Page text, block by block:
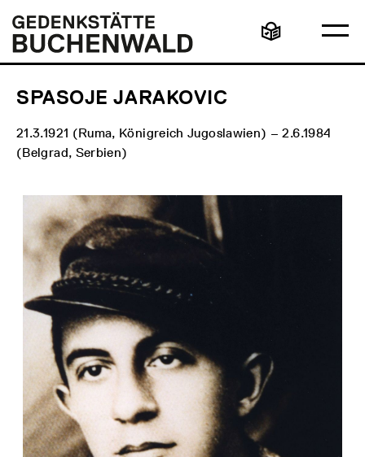
zum
Inhalt
Gedenkstätte
Buchenwald
Leichte
Sprache
SPASOJE JARAKOVIC
21.3.1921 (Ruma, Königreich Jugoslawien) – 2.6.1984
(Belgrad, Serbien)